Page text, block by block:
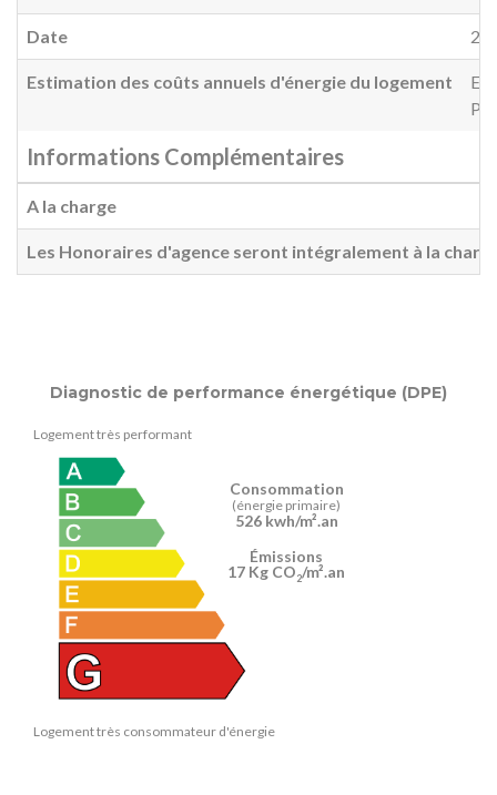
Date
Estimation des coûts annuels d'énergie du logement
Informations Complémentaires
A la charge
Les Honoraires d'agence seront intégralement à la
Diagnostic de performance énergétique (DPE)
Logement très performant
Logement très consommateur d'énergie
Consommation
(énergie primaire)
526 kwh/m².an
Émissions
17 Kg CO2/m².an